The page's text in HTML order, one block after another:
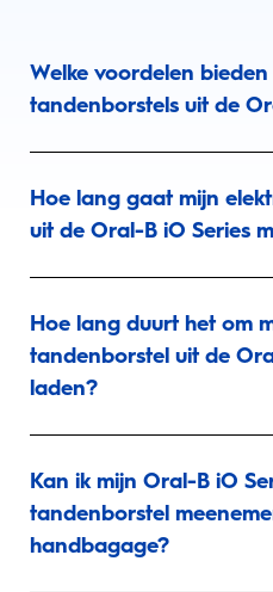
Welke voordelen
tandenborstels uit de
Hoe lang gaat mijn
uit de Oral-B iO Series
Hoe lang duurt het om
tandenborstel uit de
laden?
Kan ik mijn Oral-B iO
tandenborstel
handbagage?